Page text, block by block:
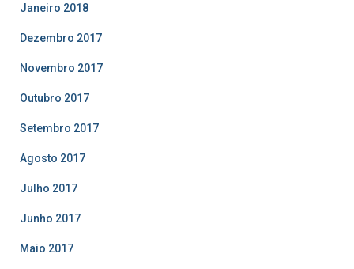
Janeiro 2018
Dezembro 2017
Novembro 2017
Outubro 2017
Setembro 2017
Agosto 2017
Julho 2017
Junho 2017
Maio 2017